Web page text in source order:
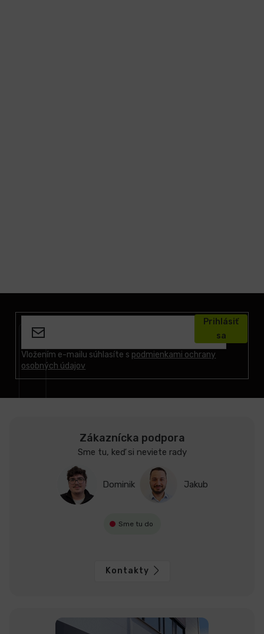
Vložením e-mailu súhlasíte s podmienkami ochrany
osobných údajov
Prihlásiť
sa
Zákaznícka podpora
Sme tu, keď si neviete rady
Dominik Jakub
Sme tu do
Kontakty